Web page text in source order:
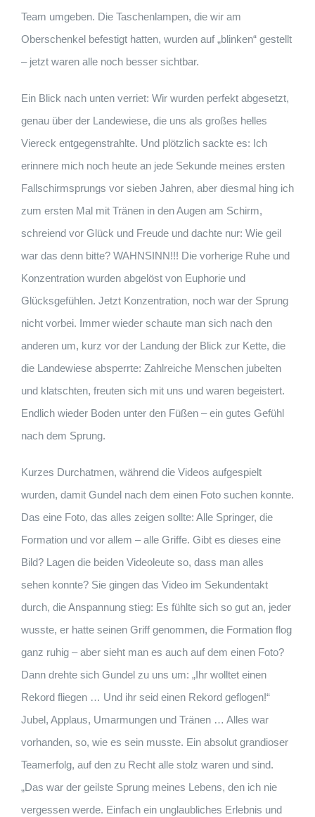
Team umgeben. Die Taschenlampen, die wir am
Oberschenkel befestigt hatten, wurden auf „blinken“ gestellt
– jetzt waren alle noch besser sichtbar.
Ein Blick nach unten verriet: Wir wurden perfekt abgesetzt,
genau über der Landewiese, die uns als großes helles
Viereck entgegenstrahlte. Und plötzlich sackte es: Ich
erinnere mich noch heute an jede Sekunde meines ersten
Fallschirmsprungs vor sieben Jahren, aber diesmal hing ich
zum ersten Mal mit Tränen in den Augen am Schirm,
schreiend vor Glück und Freude und dachte nur: Wie geil
war das denn bitte? WAHNSINN!!! Die vorherige Ruhe und
Konzentration wurden abgelöst von Euphorie und
Glücksgefühlen. Jetzt Konzentration, noch war der Sprung
nicht vorbei. Immer wieder schaute man sich nach den
anderen um, kurz vor der Landung der Blick zur Kette, die
die Landewiese absperrte: Zahlreiche Menschen jubelten
und klatschten, freuten sich mit uns und waren begeistert.
Endlich wieder Boden unter den Füßen – ein gutes Gefühl
nach dem Sprung.
Kurzes Durchatmen, während die Videos aufgespielt
wurden, damit Gundel nach dem einen Foto suchen konnte.
Das eine Foto, das alles zeigen sollte: Alle Springer, die
Formation und vor allem – alle Griffe. Gibt es dieses eine
Bild? Lagen die beiden Videoleute so, dass man alles
sehen konnte? Sie gingen das Video im Sekundentakt
durch, die Anspannung stieg: Es fühlte sich so gut an, jeder
wusste, er hatte seinen Griff genommen, die Formation flog
ganz ruhig – aber sieht man es auch auf dem einen Foto?
Dann drehte sich Gundel zu uns um: „Ihr wolltet einen
Rekord fliegen … Und ihr seid einen Rekord geflogen!“
Jubel, Applaus, Umarmungen und Tränen … Alles war
vorhanden, so, wie es sein musste. Ein absolut grandioser
Teamerfolg, auf den zu Recht alle stolz waren und sind.
„Das war der geilste Sprung meines Lebens, den ich nie
vergessen werde. Einfach ein unglaubliches Erlebnis und